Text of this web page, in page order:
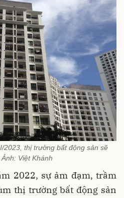
2023, thị trường bất động sản sẽ
Việt Khánh
2022, sự ảm đạm, trầm
thị trường bất động sản